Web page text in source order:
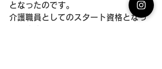
となったのです。
介護職員としてのスタート資格となっ